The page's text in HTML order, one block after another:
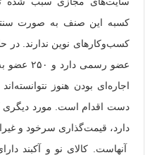
کسبه این صنف به صورت
عضو
اجاره‌ای بودن هنوز
دست اقدام است. مورد دیگری
دارد، قیمت‌گذاری سرخود و
آنهاست. کالای نو و آکبند